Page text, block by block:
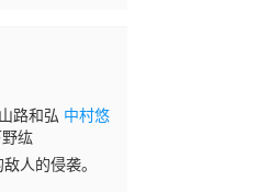
路和弘 中村悠
纮
人的侵袭。